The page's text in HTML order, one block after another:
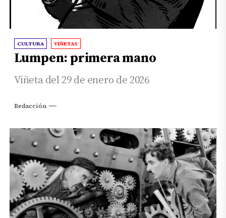
CULTURA VIÑETAS
Lumpen: primera mano
Viñeta del 29 de enero de 2026
Redacción